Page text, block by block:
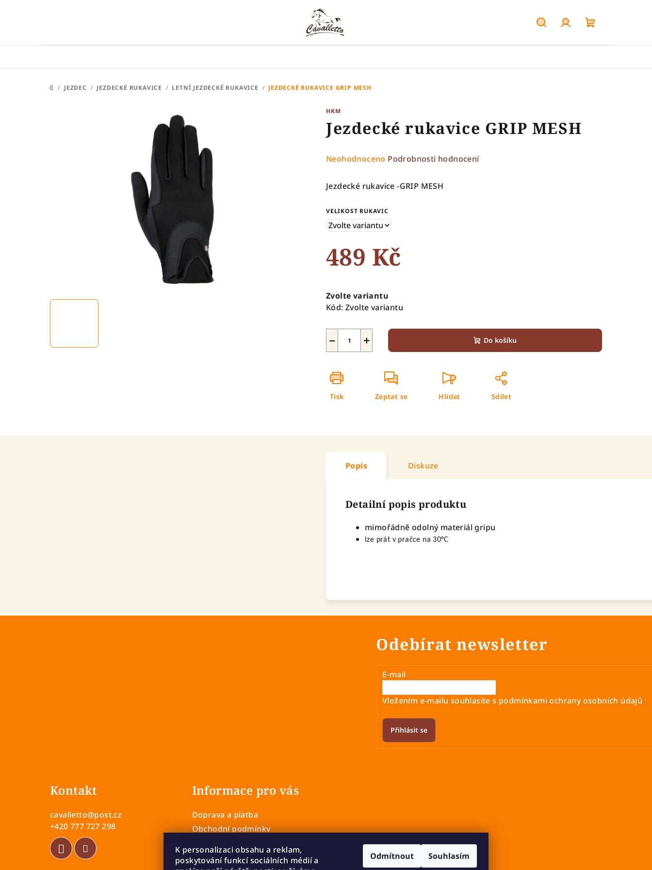
K personalizaci obsahu a reklam,
poskytování funkcí sociálních médií a
Odmítnout Souhlasím
košík
DOMŮ
/ JEZDEC / JEZDECKÉ RUKAVICE / LETNÍ JEZDECKÉ RUKAVICE / JEZDECKÉ RUKAVICE GRIP MESH
HKM
Jezdecké rukavice GRIP MESH
Průměrné
produktu
je
z
5
Neohodnoceno Podrobnosti hodnocení
Jezdecké rukavice -GRIP MESH
VELIKOST RUKAVIC
489 Kč
cena:
Zvolte variantu
Kód: Zvolte variantu
+
− Do košíku
Tisk Zeptat se Hlídat Sdílet
Popis Diskuze
Detailní popis produktu
mimořádně odolný materiál gripu
lze prát v pračce na 30°C
Odebírat newsletter
E-mail
Vložením e-mailu souhlasíte s podmínkami ochrany osobních údajů
Přihlásit se
Kontakt
cavalletto@post.cz
+420 777 727 298
Informace pro vás
Doprava a platba
Obchodní podmínky
Vrácení a výměna zboží